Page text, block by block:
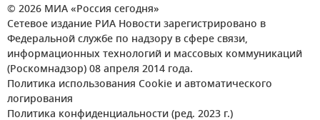
© 2026 МИА «Россия сегодня»
Сетевое издание РИА Новости зарегистрировано в
Федеральной службе по надзору в сфере связи,
информационных технологий и массовых коммуникаций
(Роскомнадзор) 08 апреля 2014 года.
Политика использования Cookie и автоматического
логирования
Политика конфиденциальности (ред. 2023 г.)